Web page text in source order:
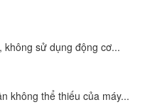
không sử dụng động cơ...
không thể thiếu của máy...